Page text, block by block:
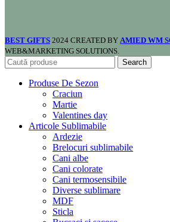
BEST GIFTS 2024 CREATED BY AMIED WM
WEB&MARKETING SOLUTIONS.
Search
Produse De Sezon
Craciun
Martie
Valentines day
Articole Sublimabile
Ardezie
Brelocuri sublimabile
Cani albe
Cani colorate
Cani termosensibile
Diverse sublimare
MDF
Sticla